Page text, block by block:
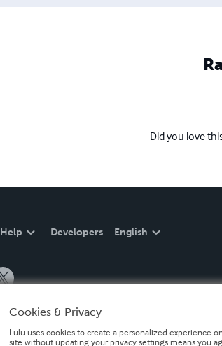
Did you love
Help Developers English
Cookies & Privacy
Lulu uses cookies to create a personalized experience
site without updating your privacy settings means you